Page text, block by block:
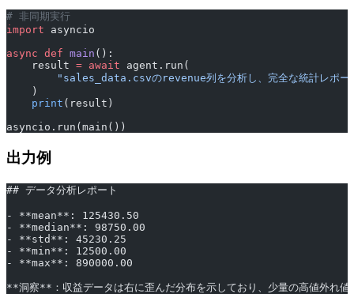
# 非同期実行
import asyncio
async def main ():
    result
= await agent.run(
"sales_data.csvのrevenue列を分析し、完全な統計レポー
    )
    print
(result)
asyncio.run(main())
出力例
## データ分析レポート
- **mean**: 125430.50
- **median**: 98750.00
- **std**: 45230.25
- **min**: 12500.00
- **max**: 890000.00
**洞察**：収益データは右に歪んだ分布を示しており、少量の高値外れ値